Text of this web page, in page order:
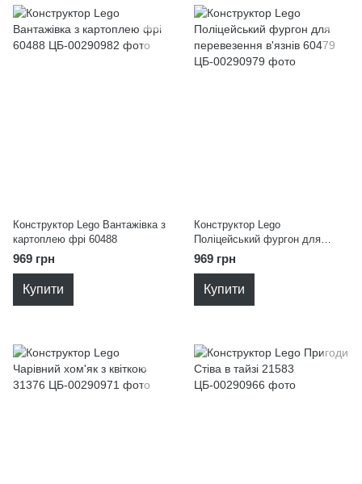
Конструктор Lego Вантажівка з
картоплею фрі 60488
969 грн
Купити
Конструктор Lego
Поліцейський фургон для
перевезення в'язнів 60479
969 грн
Купити